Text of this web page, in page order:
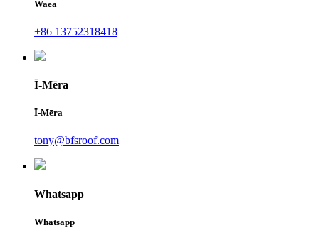
Waea
+86 13752318418
Ī-Mēra
Ī-Mēra
tony@bfsroof.com
Whatsapp
Whatsapp